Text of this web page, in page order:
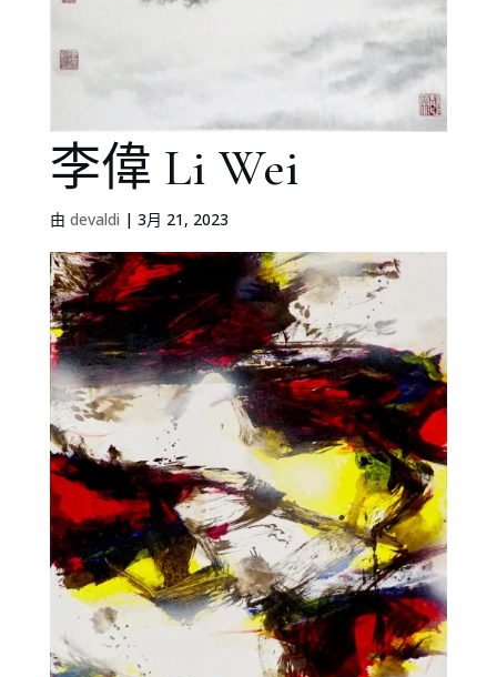
李偉 Li Wei
由 devaldi | 3月 21, 2023